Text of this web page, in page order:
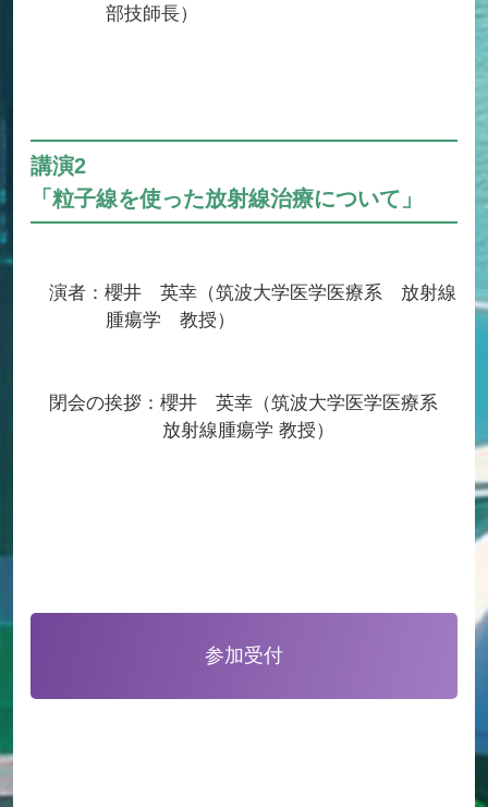
部技師長）
講演2
「粒子線を使った放射線治療について」
演者：櫻井 英幸（筑波大学医学医療系 放射線
腫瘍学 教授）
閉会の挨拶：櫻井 英幸（筑波大学医学医療系
放射線腫瘍学 教授）
参加受付